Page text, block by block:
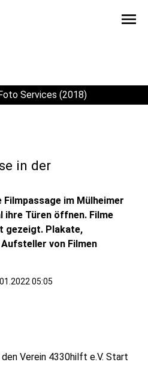
menu
Services (2018)
in der
Filmpassage im Mülheimer
ihre Türen öffnen. Filme
gezeigt. Plakate,
von Filmen
05:05
den Verein 4330hilft e.V. Start